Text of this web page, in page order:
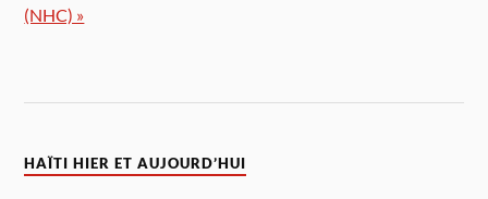
(NHC) »
HAÏTI HIER ET AUJOURD’HUI